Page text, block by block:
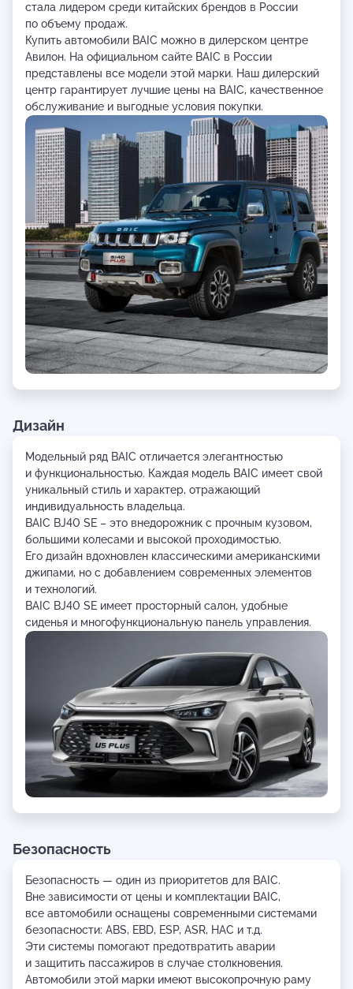
стала лидером среди китайских брендов в России
по объему продаж.
Купить автомобили BAIC можно в дилерском центре
Авилон. На официальном сайте BAIC в России
представлены все модели этой марки. Наш дилерский
центр гарантирует лучшие цены на BAIC, качественное
обслуживание и выгодные условия покупки.
Дизайн
Модельный ряд BAIC отличается элегантностью
и функциональностью. Каждая модель BAIC имеет свой
уникальный стиль и характер, отражающий
индивидуальность владельца.
BAIC BJ40 SE – это внедорожник с прочным кузовом,
большими колесами и высокой проходимостью.
Его дизайн вдохновлен классическими американскими
джипами, но с добавлением современных элементов
и технологий.
BAIC BJ40 SE имеет просторный салон, удобные
сиденья и многофункциональную панель управления.
Безопасность
Безопасность — один из приоритетов для BAIC.
Вне зависимости от цены и комплектации BAIC,
все автомобили оснащены современными системами
безопасности: ABS, EBD, ESP, ASR, HAC и т.д.
Эти системы помогают предотвратить аварии
и защитить пассажиров в случае столкновения.
Автомобили этой марки имеют высокопрочную раму